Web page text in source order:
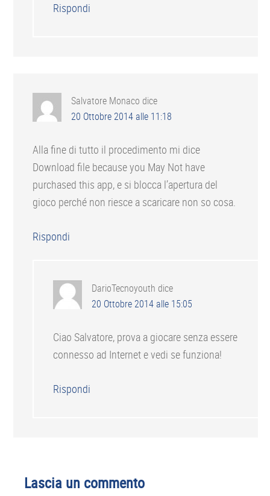
Rispondi
Salvatore Monaco dice
20 Ottobre 2014 alle 11:18
Alla fine di tutto il procedimento mi dice
Download file because you May Not have
purchased this app, e si blocca l’apertura del
gioco perché non riesce a scaricare non so cosa.
Rispondi
DarioTecnoyouth dice
20 Ottobre 2014 alle 15:05
Ciao Salvatore, prova a giocare senza essere
connesso ad Internet e vedi se funziona!
Rispondi
Lascia un commento